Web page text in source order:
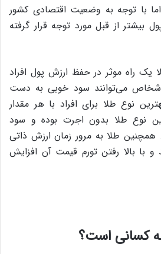
با توجه به وضعیت اقتصادی کشور
بیشتر از قبل مورد توجه قرار گرفته
یک راه موثر در حفظ ارزش پول افراد
می‌توانند سود خوبی به دست
نوع طلا برای افراد با هر مقدار
نوع طلا بدون اجرت بوده و سود
طلا به مرور زمان ارزش ذاتی
با بالا رفتن تورم قیمت آن افزایش
کسانی است؟